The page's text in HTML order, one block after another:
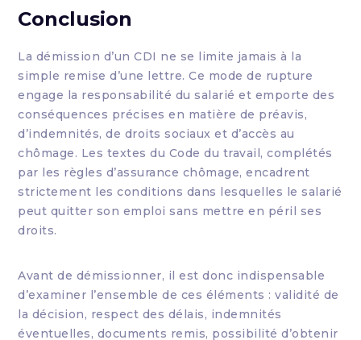
Conclusion
La démission d’un CDI ne se limite jamais à la
simple remise d’une lettre. Ce mode de rupture
engage la responsabilité du salarié et emporte des
conséquences précises en matière de préavis,
d’indemnités, de droits sociaux et d’accès au
chômage. Les textes du Code du travail, complétés
par les règles d’assurance chômage, encadrent
strictement les conditions dans lesquelles le salarié
peut quitter son emploi sans mettre en péril ses
droits.
Avant de démissionner, il est donc indispensable
d’examiner l’ensemble de ces éléments : validité de
la décision, respect des délais, indemnités
éventuelles, documents remis, possibilité d’obtenir